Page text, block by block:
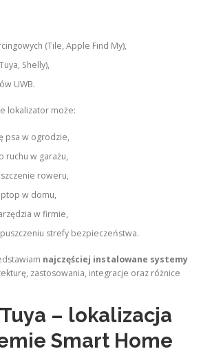
(Tile, Apple Find My),
Shelly),
UWB.
lokalizator może:
psa w ogrodzie,
ruchu w garażu,
roweru,
w domu,
w firmie,
strefy bezpieczeństwa.
najczęściej instalowane systemy
zastosowania, integracje oraz różnice
– lokalizacja
Smart Home